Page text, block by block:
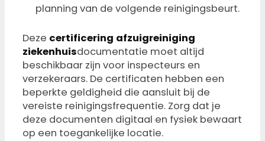
planning van de volgende reinigingsbeurt.
Deze certificering afzuigreiniging
ziekenhuisdocumentatie moet altijd
beschikbaar zijn voor inspecteurs en
verzekeraars. De certificaten hebben een
beperkte geldigheid die aansluit bij de
vereiste reinigingsfrequentie. Zorg dat je
deze documenten digitaal en fysiek bewaart
op een toegankelijke locatie.